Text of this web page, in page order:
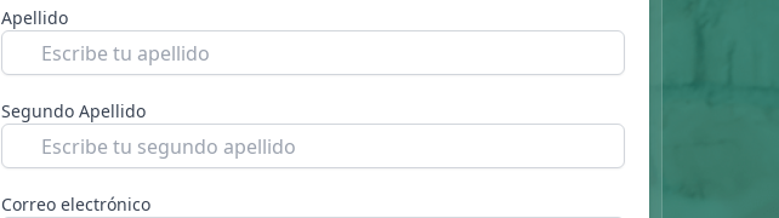
Apellido
Segundo Apellido
Correo electrónico